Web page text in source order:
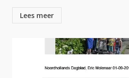
Lees meer